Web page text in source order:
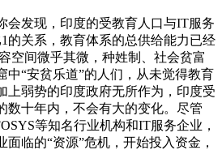
会发现，印度的受教育人口与IT服务
的关系，教育体系的总供给能力已经
空间微乎其微，种姓制、社会贫富
中“安贫乐道”的人们，从未觉得教育
上弱势的印度政府无所作为，印度受
数十年内，不会有大的变化。尽管
等知名行业机构和IT服务企业，
临的“资源”危机，开始投入资金，